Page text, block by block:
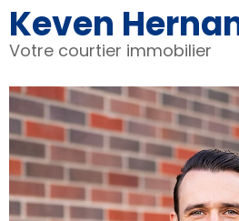
Keven
Votre courtier immobilier